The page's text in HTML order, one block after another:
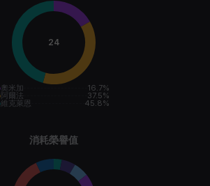
24
奧米加 16.7%
阿爾法
37.5%
維克萊恩
45.8%
消耗榮譽值